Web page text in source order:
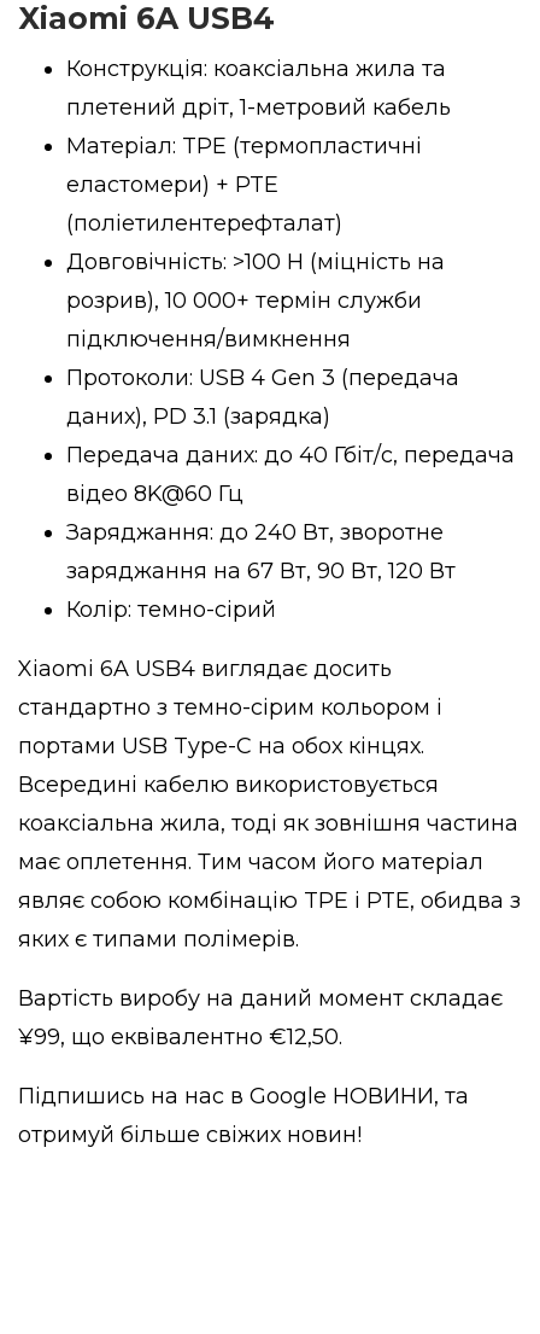
Xiaomi 6A USB4
Конструкція: коаксіальна жила та
плетений дріт, 1-метровий кабель
Матеріал: TPE (термопластичні
еластомери) + PTE
(поліетилентерефталат)
Довговічність: >100 Н (міцність на
розрив), 10 000+ термін служби
підключення/вимкнення
Протоколи: USB 4 Gen 3 (передача
даних), PD 3.1 (зарядка)
Передача даних: до 40 Гбіт/с, передача
відео 8K@60 Гц
Заряджання: до 240 Вт, зворотне
заряджання на 67 Вт, 90 Вт, 120 Вт
Колір: темно-сірий
Xiaomi 6A USB4 виглядає досить
стандартно з темно-сірим кольором і
портами USB Type-C на обох кінцях.
Всередині кабелю використовується
коаксіальна жила, тоді як зовнішня частина
має оплетення. Тим часом його матеріал
являє собою комбінацію TPE і PTE, обидва з
яких є типами полімерів.
Вартість виробу на даний момент складає
¥99, що еквівалентно €12,50.
Підпишись на нас в Google НОВИНИ, та
отримуй більше свіжих новин!